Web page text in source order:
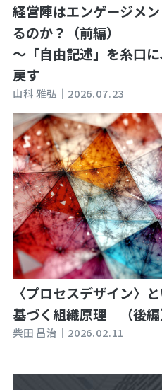
経営陣はエンゲージメ
るのか？（前編）
～「自由記述」を糸口
戻す
山科 雅弘｜ 2026.07.23
〈プロセスデザイン〉
基づく組織原理 （後編
柴田 昌治｜ 2026.02.11